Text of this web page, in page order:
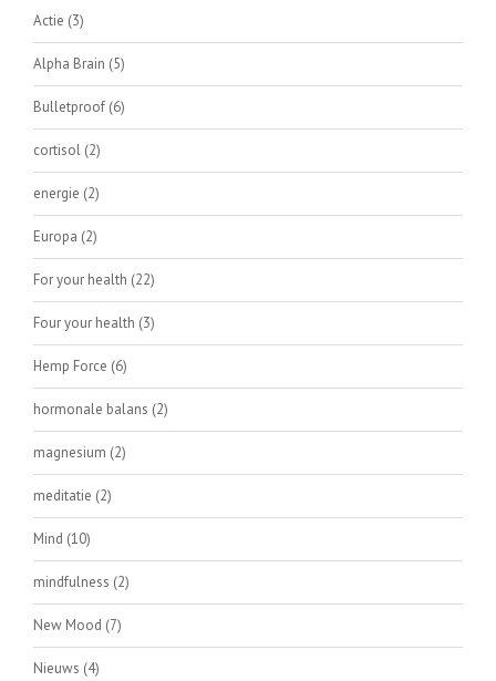
Actie (3)
Alpha Brain (5)
Bulletproof (6)
cortisol (2)
energie (2)
Europa (2)
For your health (22)
Four your health (3)
Hemp Force (6)
hormonale balans (2)
magnesium (2)
meditatie (2)
Mind (10)
mindfulness (2)
New Mood (7)
Nieuws (4)